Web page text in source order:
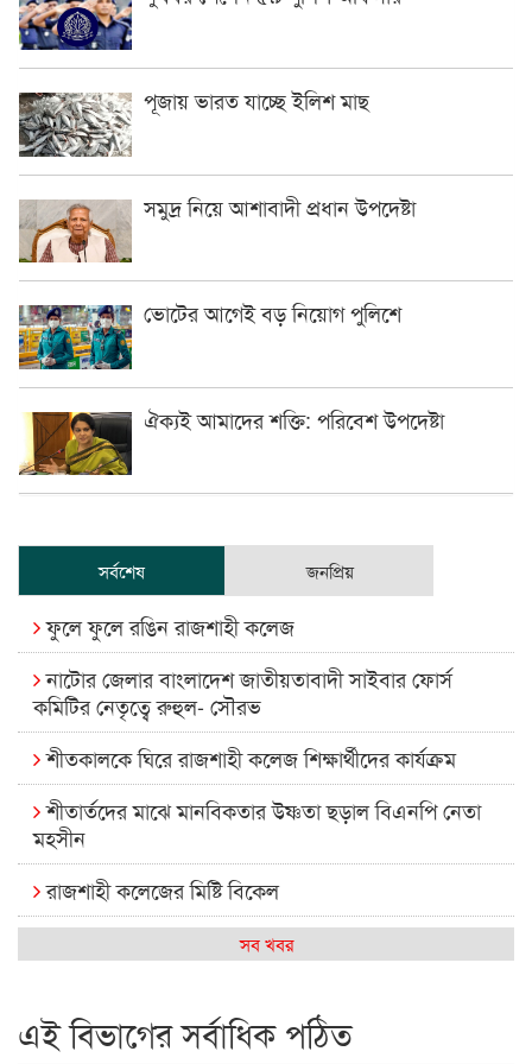
পূজায় ভারত যাচ্ছে ইলিশ মাছ
সমুদ্র নিয়ে আশাবাদী প্রধান উপদেষ্টা
ভোটের আগেই বড় নিয়োগ পুলিশে
ঐক্যই আমাদের শক্তি: পরিবেশ উপদেষ্টা
সর্বশেষ জনপ্রিয়
ফুলে ফুলে রঙিন রাজশাহী কলেজ
নাটোর জেলার বাংলাদেশ জাতীয়তাবাদী সাইবার ফোর্স
কমিটির নেতৃত্বে রুহুল- সৌরভ
শীতকালকে ঘিরে রাজশাহী কলেজ শিক্ষার্থীদের কার্যক্রম
শীতার্তদের মাঝে মানবিকতার উষ্ণতা ছড়াল বিএনপি নেতা
মহসীন
রাজশাহী কলেজের মিষ্টি বিকেল
কেমন আছে আমাদের দেশের মধ্যবিত্তরা
রাজশাইন একাডেমির ফল প্রকাশ ও পুরস্কার বিতরণ
সব খবর
এই বিভাগের সর্বাধিক পঠিত